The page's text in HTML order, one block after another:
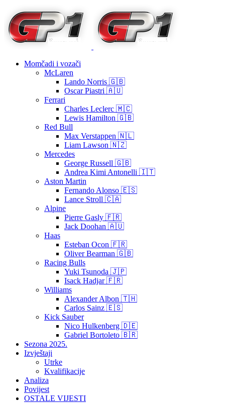
Momčadi i vozači
McLaren
Lando Norris 🇬🇧
Oscar Piastri 🇦🇺
Ferrari
Charles Leclerc 🇲🇨
Lewis Hamilton 🇬🇧
Red Bull
Max Verstappen 🇳🇱
Liam Lawson 🇳🇿
Mercedes
George Russell 🇬🇧
Andrea Kimi Antonelli 🇮🇹
Aston Martin
Fernando Alonso 🇪🇸
Lance Stroll 🇨🇦
Alpine
Pierre Gasly 🇫🇷
Jack Doohan 🇦🇺
Haas
Esteban Ocon 🇫🇷
Oliver Bearman 🇬🇧
Racing Bulls
Yuki Tsunoda 🇯🇵
Isack Hadjar 🇫🇷
Williams
Alexander Albon 🇹🇭
Carlos Sainz 🇪🇸
Kick Sauber
Nico Hulkenberg 🇩🇪
Gabriel Bortoleto 🇧🇷
Sezona 2025.
Izvještaji
Utrke
Kvalifikacije
Analiza
Povijest
OSTALE VIJESTI